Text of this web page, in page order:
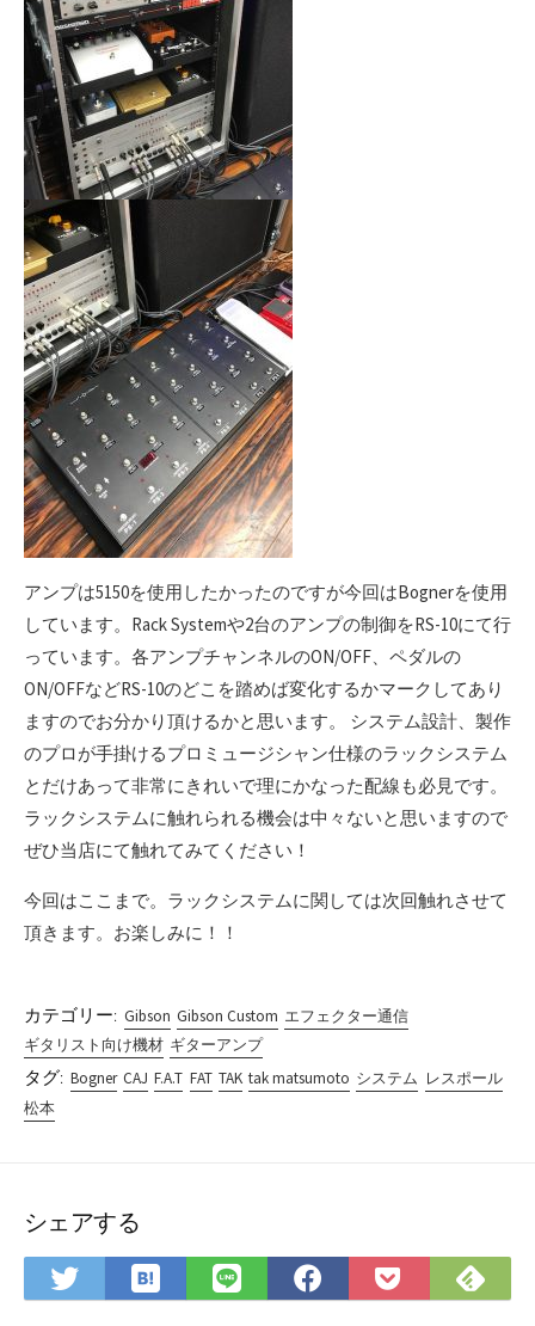
アンプは5150を使用したかったのですが今回はBognerを使用
しています。Rack Systemや2台のアンプの制御をRS-10にて行
っています。各アンプチャンネルのON/OFF、ペダルの
ON/OFFなどRS-10のどこを踏めば変化するかマークしてあり
ますのでお分かり頂けるかと思います。 システム設計、製作
のプロが手掛けるプロミュージシャン仕様のラックシステム
とだけあって非常にきれいで理にかなった配線も必見です。
ラックシステムに触れられる機会は中々ないと思いますので
ぜひ当店にて触れてみてください！
今回はここまで。ラックシステムに関しては次回触れさせて
頂きます。お楽しみに！！
カテゴリー: Gibson Gibson Custom エフェクター通信
ギタリスト向け機材 ギターアンプ
タグ: Bogner CAJ F.A.T FAT TAK tak matsumoto システム レスポール
松本
シェアする
Twitter
で
は
て
LINE
で
Facebook
で
Pocket
に
で